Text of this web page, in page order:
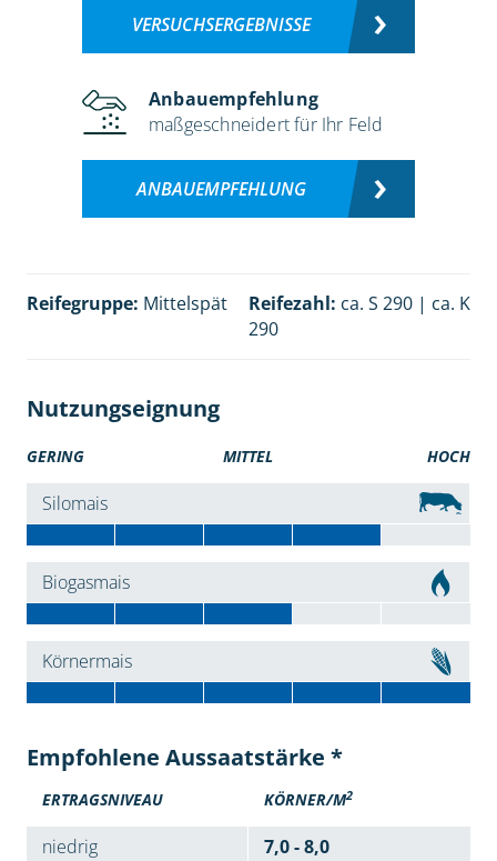
VERSUCHSERGEBNISSE
Anbauempfehlung
maßgeschneidert für Ihr Feld
ANBAUEMPFEHLUNG
Reifegruppe: Mittelspät Reifezahl: ca. S 290 | ca. K
290
Nutzungseignung
GERING MITTEL HOCH
Silomais
Biogasmais
Körnermais
Empfohlene Aussaatstärke *
ERTRAGSNIVEAU KÖRNER/M2
niedrig
7,0 - 8,0